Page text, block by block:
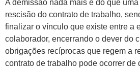
A demissão nada mais é do que
rescisão do contrato de trabalho,
finalizar o vínculo que existe entre a
colaborador, encerrando o dever do
obrigações recíprocas que regem a
contrato de trabalho pode ocorrer de